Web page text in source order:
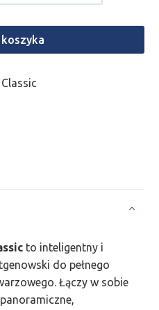
koszyka
to inteligentny i
do pełnego
Łączy w sobie